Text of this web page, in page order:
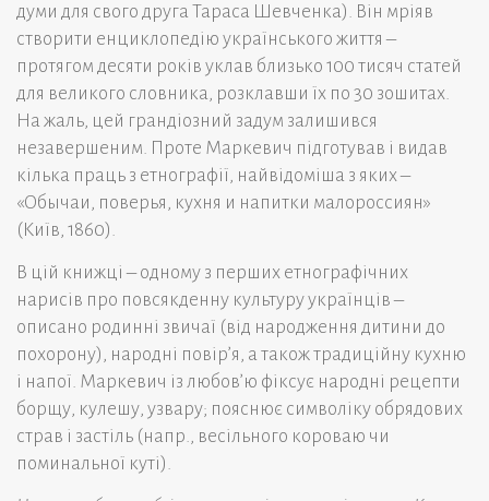
думи для свого друга Тараса Шевченка). Він мріяв
створити енциклопедію українського життя –
протягом десяти років уклав близько 100 тисяч статей
для великого словника, розклавши їх по 30 зошитах.
На жаль, цей грандіозний задум залишився
незавершеним. Проте Маркевич підготував і видав
кілька праць з етнографії, найвідоміша з яких –
«Обычаи, поверья, кухня и напитки малороссиян»
(Київ, 1860).
В цій книжці – одному з перших етнографічних
нарисів про повсякденну культуру українців –
описано родинні звичаї (від народження дитини до
похорону), народні повір’я, а також традиційну кухню
і напої. Маркевич із любов’ю фіксує народні рецепти
борщу, кулешу, узвару; пояснює символіку обрядових
страв і застіль (напр., весільного короваю чи
поминальної куті).